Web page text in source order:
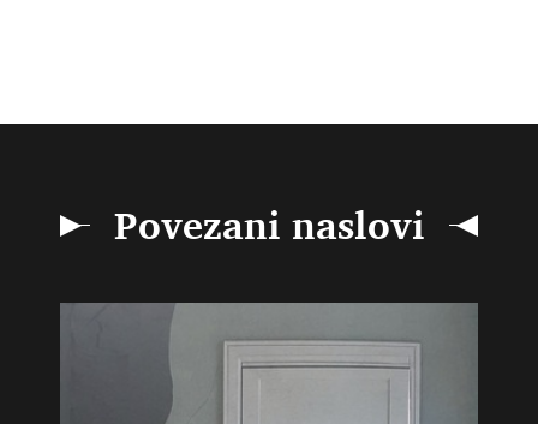
Povezani naslovi